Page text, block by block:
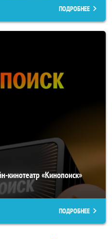
ПОДРОБНЕЕ
кинотеатр «Кинопоиск»
ПОДРОБНЕЕ